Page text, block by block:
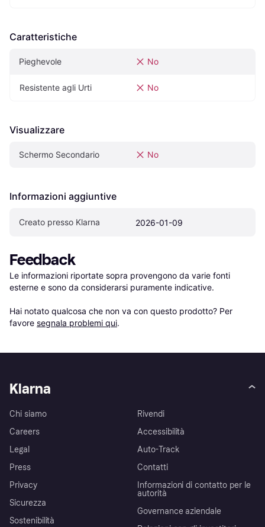
Caratteristiche
Pieghevole No
Resistente agli Urti No
Visualizzare
Schermo Secondario No
Informazioni aggiuntive
Creato presso Klarna 2026-01-09
Feedback
Le informazioni riportate sopra provengono da varie fonti
esterne e sono da considerarsi puramente indicative.
Hai notato qualcosa che non va con questo prodotto? Per
favore segnala problemi qui.
Klarna
Chi siamo
Careers
Legal
Press
Privacy
Sicurezza
Sostenibilità
Rivendi
Accessibilità
Auto-Track
Contatti
Informazioni di contatto per le
autorità
Governance aziendale